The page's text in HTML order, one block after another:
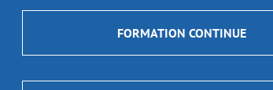
FORMATION CONTINUE